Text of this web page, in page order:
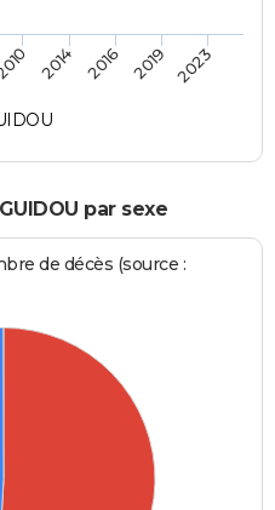
2014 2016 2019 2023
par sexe
de décès (source :